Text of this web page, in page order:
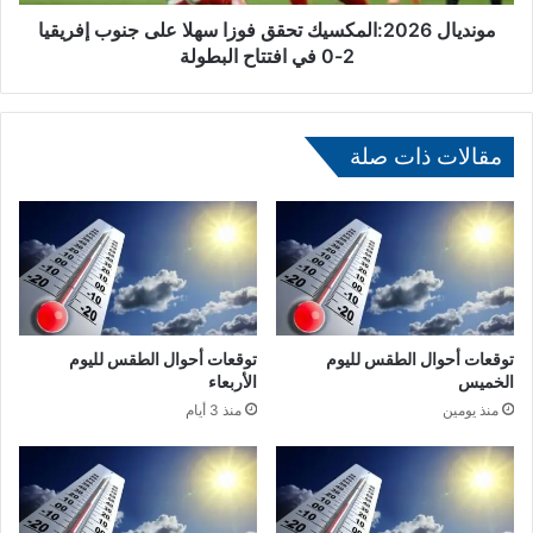
ن
ا
ر
ع
د
و
ا
م
ظ
ك
س
ك
ح
ق
ق
ف
و
ا
ه
مونديال 2026:المكسيك تحقق فوزا سهلا على جنوب إفريقيا
2-0 في افتتاح البطولة
مقالات ذات صلة
توقعات أحوال الطقس لليوم
الخميس
منذ يومين
توقعات أحوال الطقس لليوم
الأربعاء
منذ 3 أيام